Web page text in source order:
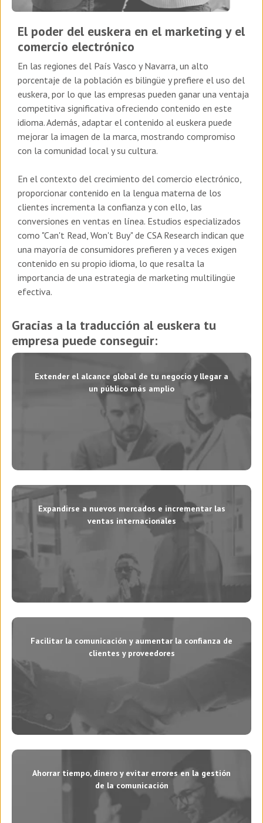
El poder del euskera en el marketing y el
comercio electrónico
En las regiones del País Vasco y Navarra, un alto
porcentaje de la población es bilingüe y prefiere el uso del
euskera, por lo que las empresas pueden ganar una ventaja
competitiva significativa ofreciendo contenido en este
idioma. Además, adaptar el contenido al euskera puede
mejorar la imagen de la marca, mostrando compromiso
con la comunidad local y su cultura.
En el contexto del crecimiento del comercio electrónico,
proporcionar contenido en la lengua materna de los
clientes incrementa la confianza y con ello, las
conversiones en ventas en línea. Estudios especializados
como "Can't Read, Won't Buy" de CSA Research indican que
una mayoría de consumidores prefieren y a veces exigen
contenido en su propio idioma, lo que resalta la
importancia de una estrategia de marketing multilingüe
efectiva.
Gracias a la traducción al euskera tu
empresa puede conseguir:
Extender el alcance global de tu negocio y llegar a
un público más amplio
Expandirse a nuevos mercados e incrementar las
ventas internacionales
Facilitar la comunicación y aumentar la confianza de
clientes y proveedores
Ahorrar tiempo, dinero y evitar errores en la gestión
de la comunicación